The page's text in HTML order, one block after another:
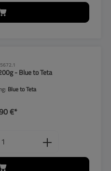
- Blue to Teta
Blue to Teta
€*
Gib den